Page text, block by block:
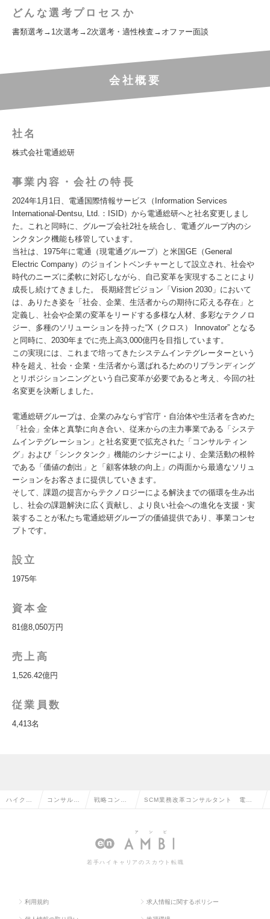
どんな選考プロセスか
書類選考→1次選考→2次選考・適性検査→オファー面談
会社概要
社名
株式会社電通総研
事業内容・会社の特長
2024年1月1日、電通国際情報サービス（Information Services
International-Dentsu, Ltd.：ISID）から電通総研へと社名変更しまし
た。これと同時に、グループ会社2社を統合し、電通グループ内のシ
ンクタンク機能も移管しています。
当社は、1975年に電通（現電通グループ）と米国GE（General
Electric Company）のジョイントベンチャーとして設立され、社会や
時代のニーズに柔軟に対応しながら、自己変革を実現することにより
成長し続けてきました。 長期経営ビジョン「Vision 2030」において
は、ありたき姿を「社会、企業、生活者からの期待に応える存在」と
定義し、社会や企業の変革をリードする多様な人材、多彩なテクノロ
ジー、多種のソリューションを持った“X（クロス） Innovator” となる
と同時に、2030年までに売上高3,000億円を目指しています。
この実現には、これまで培ってきたシステムインテグレーターという
枠を超え、社会・企業・⽣活者から選ばれるためのリブランディング
とリポジションニングという自己変革が必要であると考え、今回の社
名変更を決断しました。
電通総研グループは、企業のみならず官庁・自治体や生活者を含めた
「社会」全体と真摯に向き合い、従来からの主力事業である「システ
ムインテグレーション」と社名変更で拡充された「コンサルティン
グ」および「シンクタンク」機能のシナジーにより、企業活動の根幹
である「価値の創出」と「顧客体験の向上」の両面から最適なソリュ
ーションをお客さまに提供していきます。
そして、課題の提言からテクノロジーによる解決までの循環を生み出
し、社会の課題解決に広く貢献し、より良い社会への進化を支援・実
装することが私たち電通総研グループの価値提供であり、事業コンセ
プトです。
設立
1975年
資本金
81億8,050万円
売上高
1,526.42億円
従業員数
4,413名
ハイクラ コンサルタ 戦略コンサ
転職
SCM業務改革コンサルタント 電通
求人情報
若手ハイキャリアのスカウト転職
利用規約 求人情報に関するポリシー